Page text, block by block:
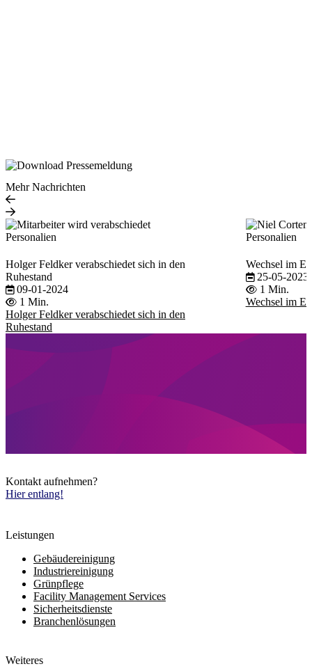
Mehr Nachrichten
Personalien
Holger Feldker verabschiedet sich in den
Ruhestand
09-01-2024
1 Min.
Holger Feldker verabschiedet sich in den
Ruhestand
Personalien
Wechsel im
25-05-2023
1 Min.
Wechsel im
Kontakt aufnehmen?
Hier entlang!
Leistungen
Gebäudereinigung
Industriereinigung
Grünpflege
Facility Management Services
Sicherheitsdienste
Branchenlösungen
Weiteres